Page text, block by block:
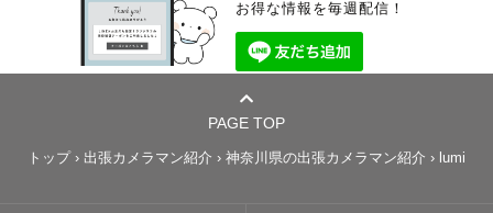
お得な情報を毎週配信！
PAGE TOP
トップ › 出張カメラマン紹介 › 神奈川県の出張カメラマン紹介 › lumi